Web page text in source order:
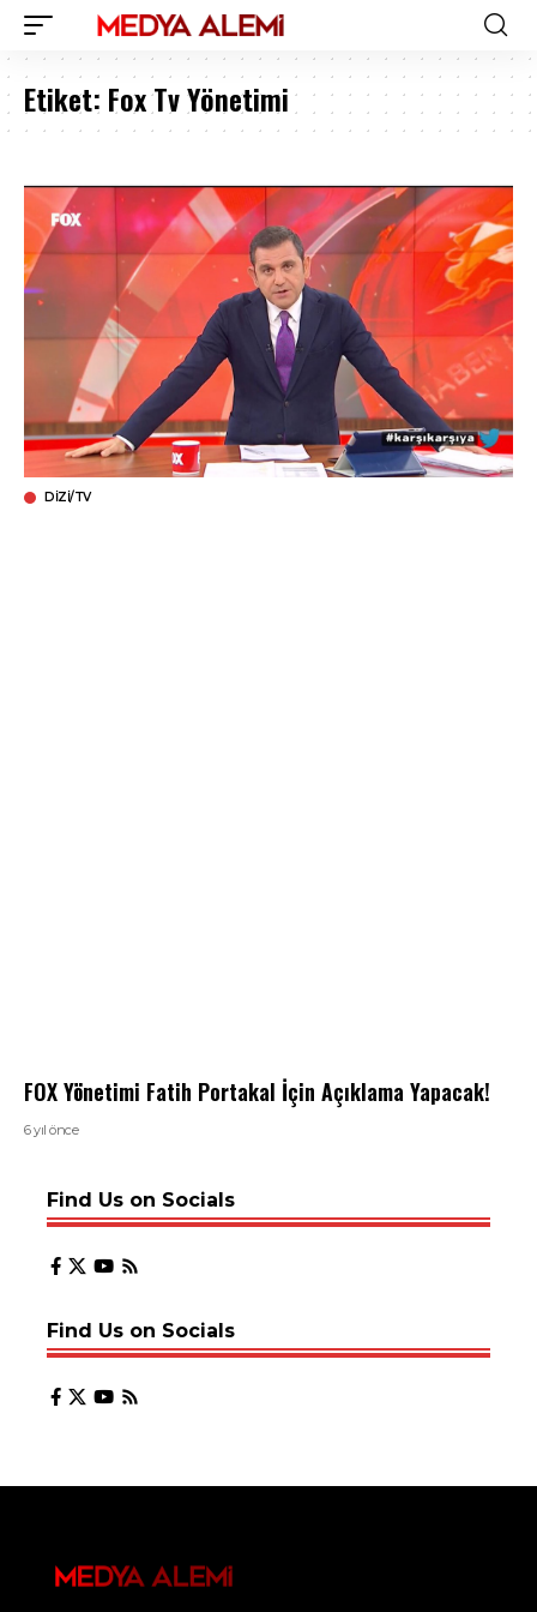
Etiket: Fox Tv Yönetimi
DIZI/TV
FOX Yönetimi Fatih Portakal İçin Açıklama Yapacak!
6 yıl önce
Find Us on Socials
Find Us on Socials